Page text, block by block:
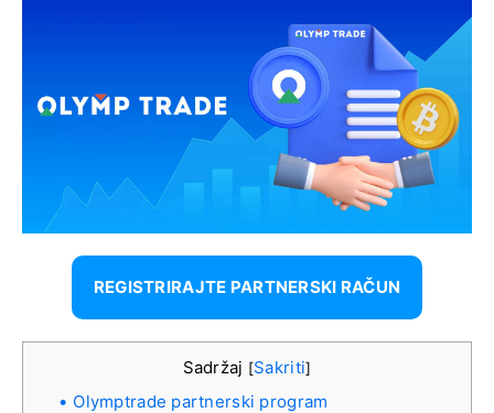
REGISTRIRAJTE PARTNERSKI RAČUN
Sadržaj [Sakriti]
Olymptrade partnerski program